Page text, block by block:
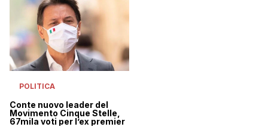
POLITICA
Conte nuovo leader del
Movimento Cinque Stelle,
67mila voti per l’ex premier